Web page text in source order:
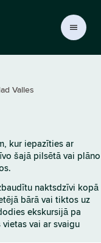
Valles
kur iepazīties ar
šajā pilsētā vai plāno
naktsdzīvi kopā
bārā vai tiktos uz
ekskursijā pa
vai ar svaigu